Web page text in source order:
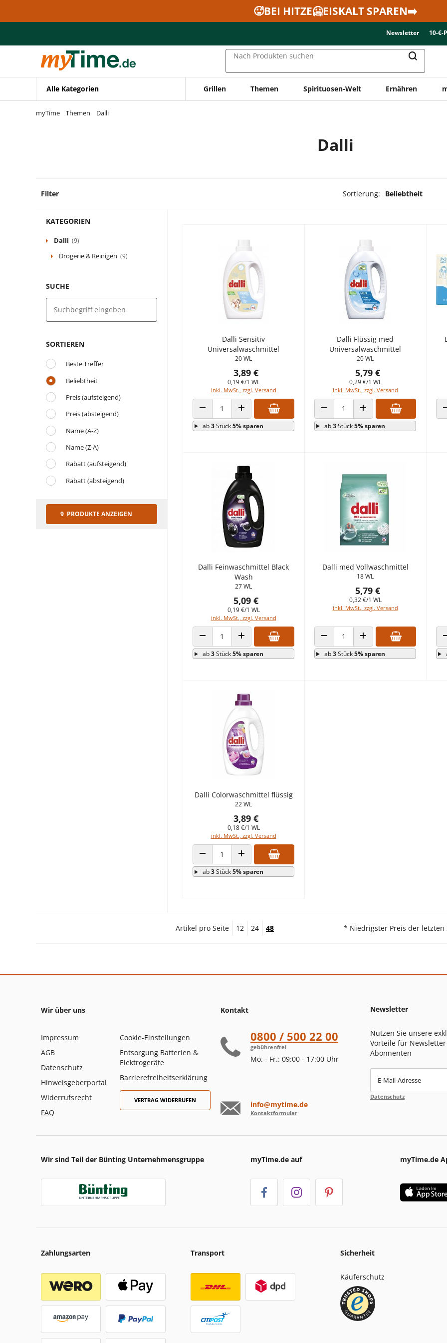
Zur Navigation springen
🥵BEI HITZE🥶EISKALT SPAREN➡️
Newsletter 10-€-
Nach Produkten suchen
Alle Kategorien Grillen Themen Spirituosen-Welt Ernähren
myTime Themen Dalli
Dalli
Filter Sortierung: Beliebtheit
KATEGORIEN
Dalli (9)
Drogerie & Reinigen (9)
SUCHE
SORTIEREN
Beste Treffer
Beliebtheit
Preis (aufsteigend)
Preis (absteigend)
Name (A-Z)
Name (Z-A)
Rabatt (aufsteigend)
Rabatt (absteigend)
9 PRODUKTE ANZEIGEN
Dalli Sensitiv
Universalwaschmittel
20 WL
3,89 €
0,19 €/1 WL
inkl. MwSt., zzgl. Versand
ANZAHL VERRINGERNANZAHL ERHÖHEN
ab3Stück5% sparen
Dalli Flüssig med
Universalwaschmittel
20 WL
5,79 €
0,29 €/1 WL
inkl. MwSt., zzgl. Versand
ANZAHL VERRINGERNANZAHL ERHÖHEN
ab3Stück5% sparen
Dalli Feinwaschmittel Black
Wash
27 WL
5,09 €
0,19 €/1 WL
inkl. MwSt., zzgl. Versand
ANZAHL VERRINGERNANZAHL ERHÖHEN
ab3Stück5% sparen
Dalli med Vollwaschmittel
18 WL
5,79 €
0,32 €/1 WL
inkl. MwSt., zzgl. Versand
ANZAHL VERRINGERNANZAHL ERHÖHEN
ab3Stück5% sparen
Dalli Colorwaschmittel flüssig
22 WL
3,89 €
0,18 €/1 WL
inkl. MwSt., zzgl. Versand
ANZAHL VERRINGERNANZAHL ERHÖHEN
ab3Stück5% sparen
Artikel pro Seite 12 24 48 * Niedrigster Preis der letzten
Wir über uns
Impressum
AGB
Datenschutz
Hinweisgeberportal
Widerrufsrecht
FAQ
Cookie-Einstellungen
Entsorgung Batterien &
Elektrogeräte
Barrierefreiheitserklärung
VERTRAG WIDERRUFEN
Kontakt
0800 / 500 22 00
gebührenfrei
Mo. - Fr.: 09:00 - 17:00 Uhr
info@mytime.de
Kontaktformular
Newsletter
Nutzen Sie unsere
Vorteile für
Abonnenten
E-Mail-Adresse
Datenschutz
Wir sind Teil der Bünting Unternehmensgruppe myTime.de auf myTime.de
Zahlungsarten Transport Sicherheit
Käuferschutz